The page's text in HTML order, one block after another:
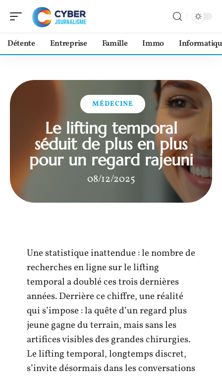
Détente Entreprise Famille Immo
MÉDECINE
Le lifting temporal
séduit de plus en plus
pour un regard rajeuni
08/12/2025
Une statistique inattendue : le nombre de
recherches en ligne sur le lifting
temporal a doublé ces trois dernières
années. Derrière ce chiffre, une réalité
qui s’impose : la quête d’un regard plus
jeune gagne du terrain, mais sans les
artifices visibles des grandes chirurgies.
Le lifting temporal, longtemps discret,
s’invite désormais dans les conversations